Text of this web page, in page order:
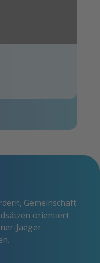
Gemeinschaft
orientiert
Jaeger-